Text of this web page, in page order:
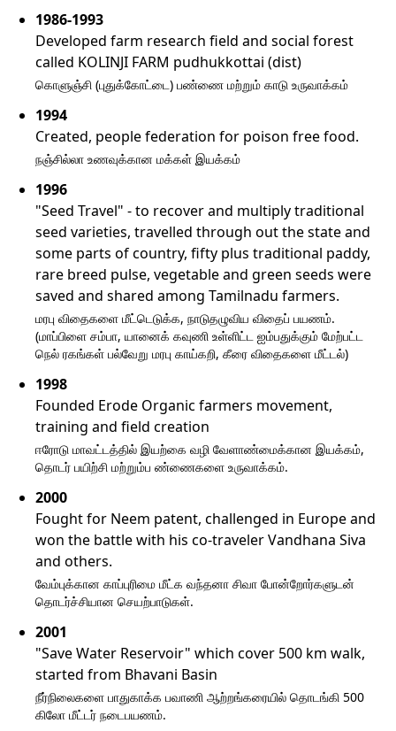
1986-1993
Developed farm research field and social forest
called KOLINJI FARM pudhukkottai (dist)
கொளுஞ்சி (புதுக்கோட்டை) பண்ணை மற்றும் காடு உருவாக்கம்
1994
Created, people federation for poison free food.
நஞ்சில்லா உணவுக்கான மக்கள் இயக்கம்
1996
"Seed Travel" - to recover and multiply traditional
seed varieties, travelled through out the state and
some parts of country, fifty plus traditional paddy,
rare breed pulse, vegetable and green seeds were
saved and shared among Tamilnadu farmers.
மரபு விதைகளை மீட்டெடுக்க, நாடுதழுவிய விதைப் பயணம்.
(மாப்பிளை சம்பா, யானைக் கவுணி உள்ளிட்ட ஐம்பதுக்கும் மேற்பட்ட
நெல் ரகங்கள் பல்வேறு மரபு காய்கறி, கீரை விதைகளை மீட்டல்)
1998
Founded Erode Organic farmers movement,
training and field creation
ஈரோடு மாவட்டத்தில் இயற்கை வழி வேளாண்மைக்கான இயக்கம்,
தொடர் பயிற்சி மற்றும்ப ண்ணைகளை உருவாக்கம்.
2000
Fought for Neem patent, challenged in Europe and
won the battle with his co-traveler Vandhana Siva
and others.
வேம்புக்கான காப்புரிமை மீட்க வந்தனா சிவா போன்றோர்களுடன்
தொடர்ச்சியான செயற்பாடுகள்.
2001
"Save Water Reservoir" which cover 500 km walk,
started from Bhavani Basin
நீர்நிலைகளை பாதுகாக்க பவாணி ஆற்றங்கரையில் தொடங்கி 500
கிலோ மீட்டர் நடைபயணம்.